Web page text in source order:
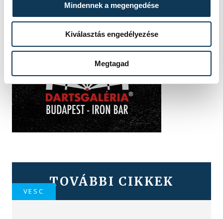
Mindennek a megengedése
Kiválasztás engedélyezése
Megtagad
TOVÁBBI CIKKEK
VESC